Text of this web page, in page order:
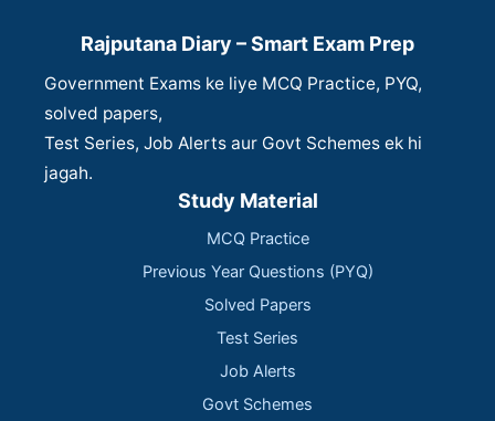
Rajputana Diary – Smart Exam Prep
Government Exams ke liye MCQ Practice, PYQ,
solved papers,
Test Series, Job Alerts aur Govt Schemes ek hi
jagah.
Study Material
MCQ Practice
Previous Year Questions (PYQ)
Solved Papers
Test Series
Job Alerts
Govt Schemes